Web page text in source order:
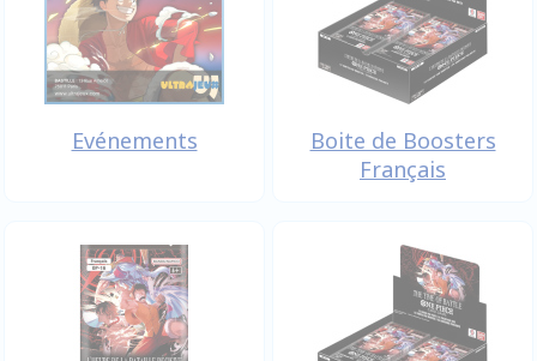
Evénements
Boite de Boosters
Français